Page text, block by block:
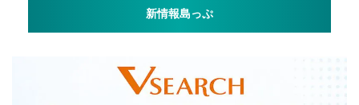
新情報島っぷ